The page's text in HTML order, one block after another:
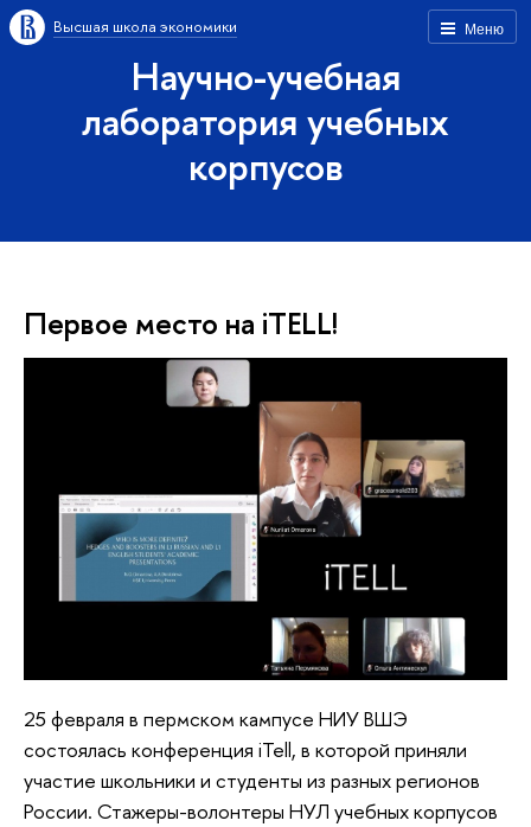
Меню
Высшая школа экономики
Научно-учебная
лаборатория учебных
корпусов
Первое место на iTELL!
25 февраля в пермском кампусе НИУ ВШЭ
состоялась конференция iTell, в которой приняли
участие школьники и студенты из разных регионов
России. Стажеры-волонтеры НУЛ учебных корпусов